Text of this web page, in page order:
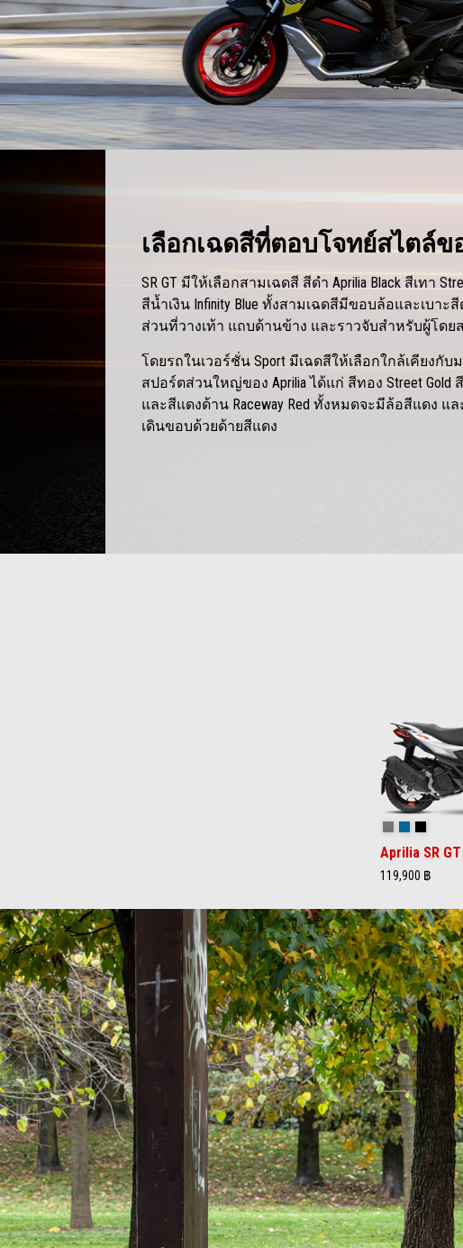
เลือกเฉดสีที่ตอบโจทย์สไตล์
SR GT มีให้เลือกสามเฉดสี สีดำ Aprilia Black สีเทา
สีน้ำเงิน Infinity Blue ทั้งสามเฉดสีมีขอบล้อและเบาะสี
ส่วนที่วางเท้า แถบด้านข้าง และราวจับสำหรับผู้โดย
โดยรถในเวอร์ชั่น Sport มีเฉดสีให้เลือกใกล้เคียงกับ
สปอร์ตส่วนใหญ่ของ Aprilia ได้แก่ สีทอง Street Gold สี
และสีแดงด้าน Raceway Red ทั้งหมดจะมีล้อสีแดง แล
เดินขอบด้วยด้ายสีแดง
Aprilia SR
119,900 ฿